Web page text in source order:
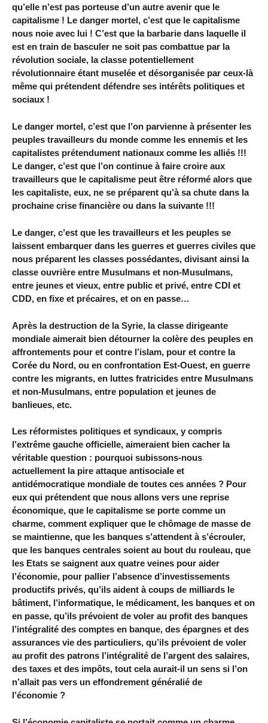
qu’elle n’est pas porteuse d’un autre avenir que le
capitalisme ! Le danger mortel, c’est que le capitalisme
nous noie avec lui ! C’est que la barbarie dans laquelle il
est en train de basculer ne soit pas combattue par la
révolution sociale, la classe potentiellement
révolutionnaire étant muselée et désorganisée par ceux-là
même qui prétendent défendre ses intérêts politiques et
sociaux !
Le danger mortel, c’est que l’on parvienne à présenter les
peuples travailleurs du monde comme les ennemis et les
capitalistes prétendument nationaux comme les alliés !!!
Le danger, c’est que l’on continue à faire croire aux
travailleurs que le capitalisme peut être réformé alors que
les capitaliste, eux, ne se préparent qu’à sa chute dans la
prochaine crise financière ou dans la suivante !!!
Le danger, c’est que les travailleurs et les peuples se
laissent embarquer dans les guerres et guerres civiles que
nous préparent les classes possédantes, divisant ainsi la
classe ouvrière entre Musulmans et non-Musulmans,
entre jeunes et vieux, entre public et privé, entre CDI et
CDD, en fixe et précaires, et on en passe…
Après la destruction de la Syrie, la classe dirigeante
mondiale aimerait bien détourner la colère des peuples en
affrontements pour et contre l’islam, pour et contre la
Corée du Nord, ou en confrontation Est-Ouest, en guerre
contre les migrants, en luttes fratricides entre Musulmans
et non-Musulmans, entre population et jeunes de
banlieues, etc.
Les réformistes politiques et syndicaux, y compris
l’extrême gauche officielle, aimeraient bien cacher la
véritable question : pourquoi subissons-nous
actuellement la pire attaque antisociale et
antidémocratique mondiale de toutes ces années ? Pour
eux qui prétendent que nous allons vers une reprise
économique, que le capitalisme se porte comme un
charme, comment expliquer que le chômage de masse de
se maintienne, que les banques s’attendent à s’écrouler,
que les banques centrales soient au bout du rouleau, que
les Etats se saignent aux quatre veines pour aider
l’économie, pour pallier l’absence d’investissements
productifs privés, qu’ils aident à coups de milliards le
bâtiment, l’informatique, le médicament, les banques et on
en passe, qu’ils prévoient de voler au profit des banques
l’intégralité des comptes en banque, des épargnes et des
assurances vie des particuliers, qu’ils prévoient de voler
au profit des patrons l’intégralité de l’argent des salaires,
des taxes et des impôts, tout cela aurait-il un sens si l’on
n’allait pas vers un effondrement généralié de
l’économie ?